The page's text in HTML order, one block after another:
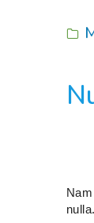
nulla.